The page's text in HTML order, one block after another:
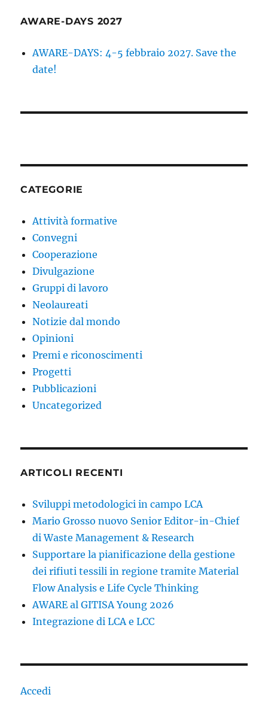
AWARE-DAYS 2027
AWARE-DAYS: 4-5 febbraio 2027. Save the
date!
CATEGORIE
Attività formative
Convegni
Cooperazione
Divulgazione
Gruppi di lavoro
Neolaureati
Notizie dal mondo
Opinioni
Premi e riconoscimenti
Progetti
Pubblicazioni
Uncategorized
ARTICOLI RECENTI
Sviluppi metodologici in campo LCA
Mario Grosso nuovo Senior Editor-in-Chief
di Waste Management & Research
Supportare la pianificazione della gestione
dei rifiuti tessili in regione tramite Material
Flow Analysis e Life Cycle Thinking
AWARE al GITISA Young 2026
Integrazione di LCA e LCC
Accedi